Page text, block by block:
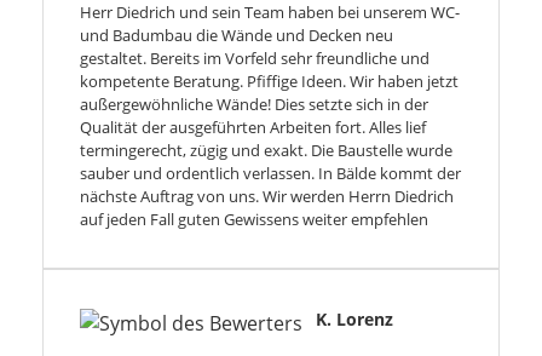
Herr Diedrich und sein Team haben bei unserem WC-
und Badumbau die Wände und Decken neu
gestaltet. Bereits im Vorfeld sehr freundliche und
kompetente Beratung. Pfiffige Ideen. Wir haben jetzt
außergewöhnliche Wände! Dies setzte sich in der
Qualität der ausgeführten Arbeiten fort. Alles lief
termingerecht, zügig und exakt. Die Baustelle wurde
sauber und ordentlich verlassen. In Bälde kommt der
nächste Auftrag von uns. Wir werden Herrn Diedrich
auf jeden Fall guten Gewissens weiter empfehlen
K. Lorenz